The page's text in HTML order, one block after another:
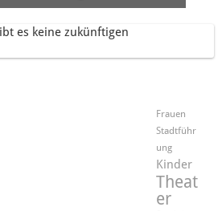
es keine zukünftigen
Frauen
Stadtführ
ung
Kinder
Theat
er